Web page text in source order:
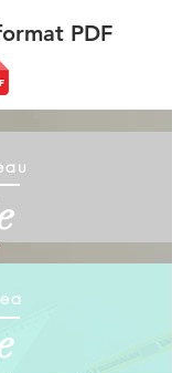
PDF